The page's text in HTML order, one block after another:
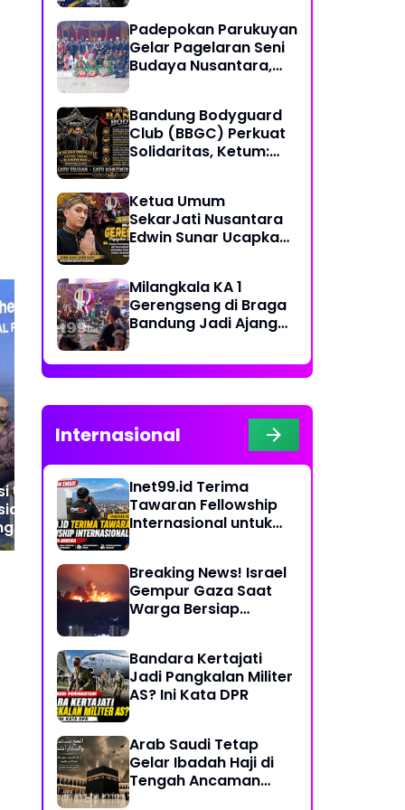
Usang Bikin
Mahal! JICF
Urgensi
& Teknologi
Pengawasan Usaha di
Daerah Disorot, UMKM
Pertanyakan Peran KPPU
dalam Menjaga
Persaingan Sehat
Care" Spirit
Padepokan Parukuyan
Gelar Pagelaran Seni
Budaya Nusantara,
Bandung Bodyguard
Club (BBGC) Perkuat
Solidaritas, Ketum:
Ketua Umum
SekarJati Nusantara
Edwin Sunar Ucapkan
Milangkala KA 1
Gerengseng di Braga
Bandung Jadi Ajang
Budaya Sunda
Internasional
Inet99.id Terima
Tawaran Fellowship
Internasional untuk
Breaking News! Israel
Gempur Gaza Saat
Warga Bersiap
Bandara Kertajati
Jadi Pangkalan Militer
AS? Ini Kata DPR
Arab Saudi Tetap
Gelar Ibadah Haji di
Tengah Ancaman